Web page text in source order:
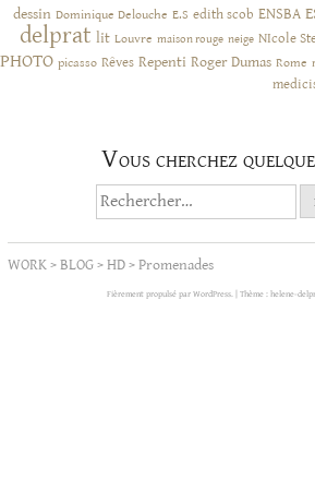
dessin Dominique Delouche E.S edith scob ENSBA
delprat lit Louvre maison rouge neige NIcole
PHOTO picasso Rêves Repenti Roger Dumas Rome
Vous cherchez
Rechercher :
WORK>BLOG>HD>Promenades
Fièrement propulsé par WordPress. Thème : helene-